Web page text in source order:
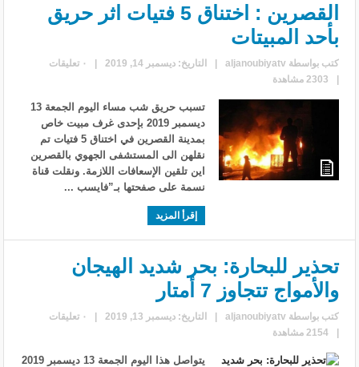
القصرين : اختناق 5 فتيات اثر حريق
بأحد المبيتات
كتب بواسطةaljanoubiyatv
| التاريخ: ديسمبر 14, 2019 |
٠ تعليقات
|
2303 مشاهدة
تسبب حريق شب مساء اليوم الجمعة 13
ديسمبر 2019 بإحدى غرف مبيت خاص
بمدينة القصرين في اختناق 5 فتيات تم
نقلهن الى المستشفى الجهوي بالقصرين
اين تلقين الإسعافات اللازمة. ونقلت قناة
نسمة على صفحتها بـ”فايسب ...
إقرأ المزيد
تحذير للبحارة: بحر شديد الهيجان
والأمواج تتجاوز 7 أمتار
كتب بواسطةaljanoubiyatv
| التاريخ: ديسمبر 13, 2019 |
٠ تعليقات
|
2154 مشاهدة
يتواصل هذا اليوم الجمعة 13 ديسمبر 2019